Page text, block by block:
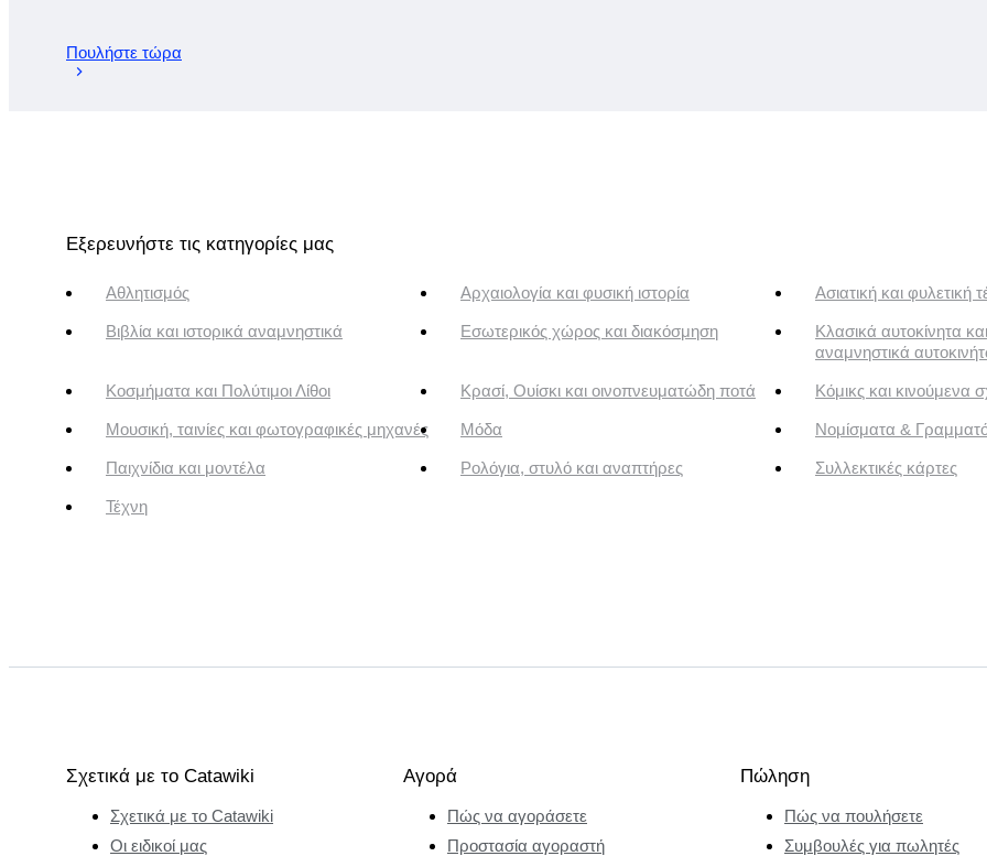
Πουλήστε τώρα
Εξερευνήστε τις κατηγορίες μας
Αθλητισμός Αρχαιολογία και φυσική ιστορία Ασιατική και φυλετική
Βιβλία και ιστορικά αναμνηστικά Εσωτερικός χώρος και διακόσμηση
Κλασικά αυτοκίνητα
αναμνηστικά
Κοσμήματα και Πολύτιμοι Λίθοι Κρασί, Ουίσκι και οινοπνευματώδη ποτά Κόμικς και κινούμενα
Μουσική, ταινίες και φωτογραφικές μηχανές Μόδα Νομίσματα &
Παιχνίδια και μοντέλα Ρολόγια, στυλό και αναπτήρες Συλλεκτικές κάρτες
Τέχνη
Σχετικά με το Catawiki
Σχετικά με το Catawiki
Οι ειδικοί μας
Αγορά
Πώς να αγοράσετε
Προστασία αγοραστή
Πώληση
Πώς να πουλήσετε
Συμβουλές για πωλητές